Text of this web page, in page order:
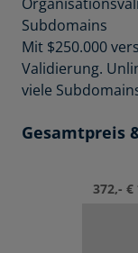
Subdomains
Mit $250.000
Validierung.
viele
Gesamtpreis
372,-